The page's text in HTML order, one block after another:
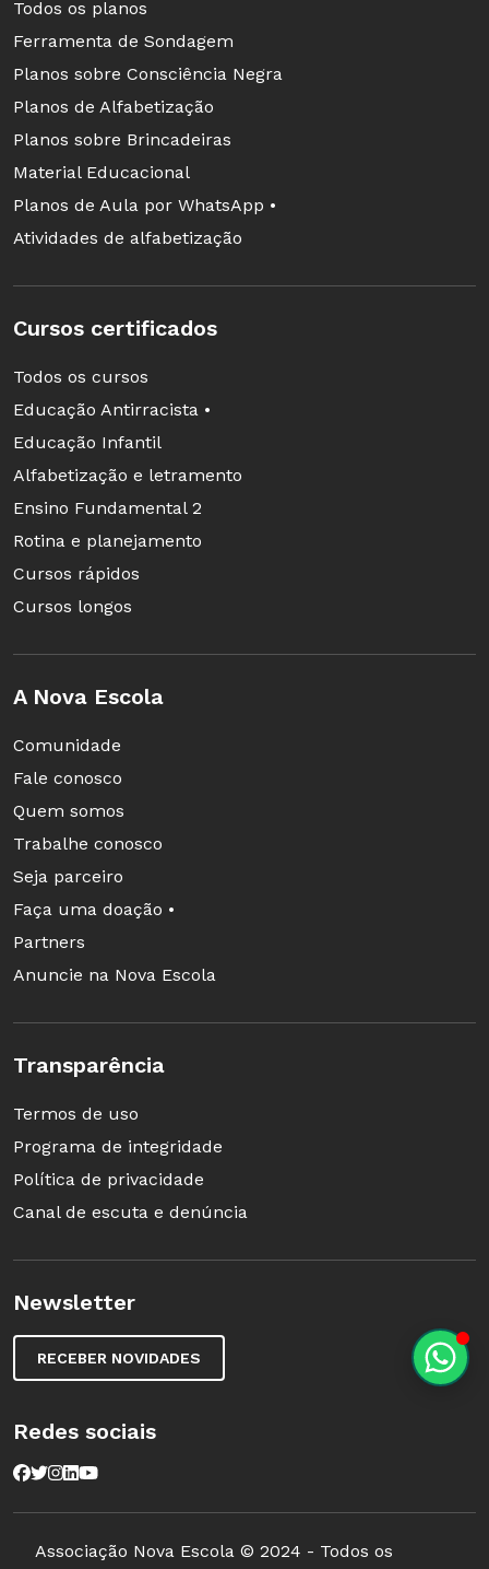
Todos os planos
Ferramenta de Sondagem
Planos sobre Consciência Negra
Planos de Alfabetização
Planos sobre Brincadeiras
Material Educacional
Planos de Aula por WhatsApp •
Atividades de alfabetização
Cursos certificados
Todos os cursos
Educação Antirracista •
Educação Infantil
Alfabetização e letramento
Ensino Fundamental 2
Rotina e planejamento
Cursos rápidos
Cursos longos
A Nova Escola
Comunidade
Fale conosco
Quem somos
Trabalhe conosco
Seja parceiro
Faça uma doação •
Partners
Anuncie na Nova Escola
Transparência
Termos de uso
Programa de integridade
Política de privacidade
Canal de escuta e denúncia
Newsletter
RECEBER NOVIDADES
Redes sociais
Associação Nova Escola © 2024 - Todos os